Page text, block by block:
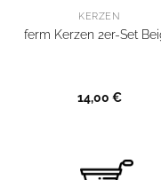
KERZEN
ferm Kerzen 2er-Set
14,00 €